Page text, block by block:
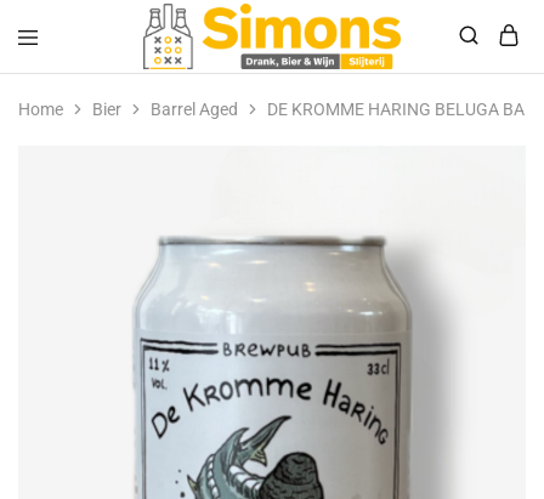
Simonsdrank.nl
Drank,
Bier
&
Home Bier Barrel Aged DE KROMME HARING BELUGA BA